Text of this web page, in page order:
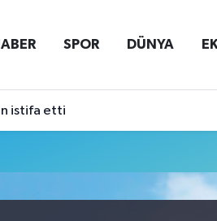
SPOR DÜNYA
istifa etti